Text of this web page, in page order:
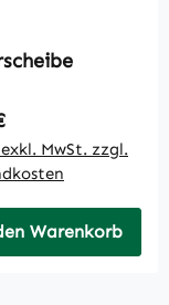
Preis:
MwSt. zzgl.
Warenkorb